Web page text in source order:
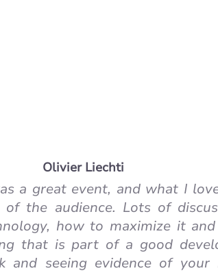
Olivier Liechti
a great event, and what I
the audience. Lots of
how to maximize it
that is part of a good
and seeing evidence of